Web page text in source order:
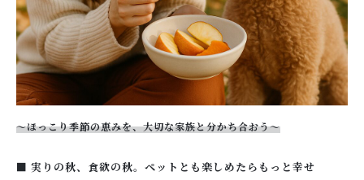
お知らせ
CONTENTS
コンテンツ
PRIVACY
プライバシーポリシー
〜ほっこり季節の恵みを、大切な家族と分かち合おう〜
■ 実りの秋、食欲の秋。ペットとも楽しめたらもっと幸せ